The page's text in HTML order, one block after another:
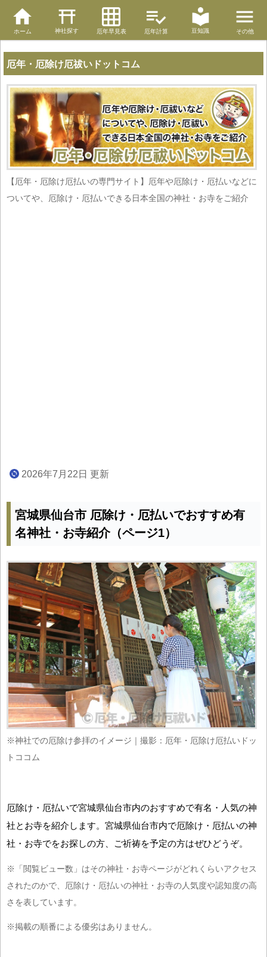
ホーム 神社探す 厄年早見表 厄年計算 豆知識 その他
厄年・厄除け厄祓いドットコム
【厄年・厄除け厄払いの専門サイト】厄年や厄除け・厄払いなどに
ついてや、厄除け・厄払いできる日本全国の神社・お寺をご紹介
2026年7月22日 更新
宮城県仙台市 厄除け・厄払いでおすすめ有
名神社・お寺紹介（ページ1）
※神社での厄除け参拝のイメージ｜撮影：厄年・厄除け厄払いドッ
トココム
厄除け・厄払いで宮城県仙台市内のおすすめで有名・人気の神
社とお寺を紹介します。宮城県仙台市内で厄除け・厄払いの神
社・お寺でをお探しの方、ご祈祷を予定の方はぜひどうぞ。
※「閲覧ビュー数」はその神社・お寺ページがどれくらいアクセス
されたのかで、厄除け・厄払いの神社・お寺の人気度や認知度の高
さを表しています。
※掲載の順番による優劣はありません。